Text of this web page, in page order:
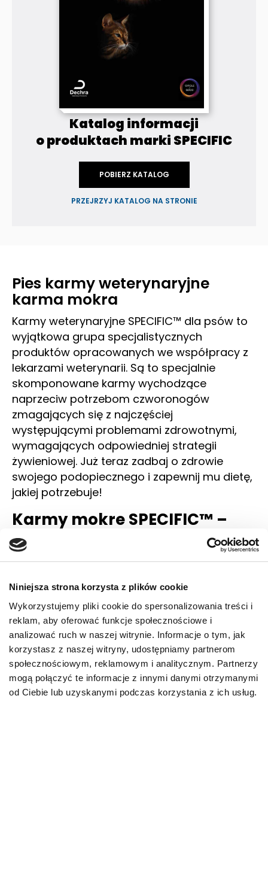
Niniejsza strona korzysta z plików cookie
Wykorzystujemy pliki cookie do spersonalizowania treści i
reklam, aby oferować funkcje społecznościowe i
analizować ruch w naszej witrynie. Informacje o tym, jak
korzystasz z naszej witryny, udostępniamy partnerom
społecznościowym, reklamowym i analitycznym. Partnerzy
mogą połączyć te informacje z innymi danymi otrzymanymi
od Ciebie lub uzyskanymi podczas korzystania z ich usług.
Katalog informacji
o produktach marki SPECIFIC
POBIERZ KATALOG
PRZEJRZYJ KATALOG NA STRONIE
Pies karmy weterynaryjne
karma mokra
Karmy weterynaryjne SPECIFIC™ dla psów to
wyjątkowa grupa specjalistycznych
produktów opracowanych we współpracy z
lekarzami weterynarii. Są to specjalnie
skomponowane karmy wychodzące
naprzeciw potrzebom czworonogów
zmagających się z najczęściej
występującymi problemami zdrowotnymi,
wymagających odpowiedniej strategii
żywieniowej. Już teraz zadbaj o zdrowie
swojego podopiecznego i zapewnij mu dietę,
jakiej potrzebuje!
Karmy mokre SPECIFIC™ –
dla poprawy zdrowia i
nastroju
Karmy weterynaryjne mokre SPECIFIC™ to
produkty stworzone we współpracy ze
specjalistami, z myślą o specyficznych
wymaganiach czworonogów, które
potrzebują wzmożonej opieki ze względu na
określone schorzenia. Karmy te stanowią
pełnoporcjowy posiłek, co oznacza, że mogą
być głównym lub jedynym źródłem